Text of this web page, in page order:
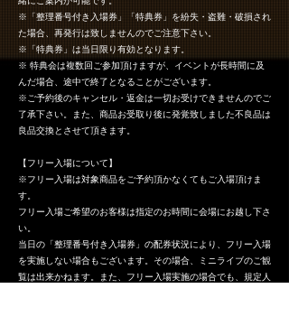
※「整理番号付き入場券」「特典券」を紛失・盗難・破損され
た場合、再発行は致しませんのでご注意下さい。
※「特典券」は当日限り有効となります。
※ 特典会は複数回ご参加頂けますが、イベントが長時間に及
んだ場合、途中で終了となることがございます。
※ご予約後のキャンセル・返金は一切お受けできませんのでご
了承下さい。また、商品お受取り後に発覚致しました不良品は
良品交換とさせて頂きます。
【フリー入場について】
※フリー入場は対象商品をご予約頂かなくてもご入場頂けま
す。
フリー入場ご希望のお客様は指定のお時間に会場にお越し下さ
い。
当日の「整理番号付き入場券」の配券状況により、フリー入場
を実施しない場合もございます。その場合、ミニライブのご観
覧は出来かねます。また、フリー入場実施の場合でも、規定人